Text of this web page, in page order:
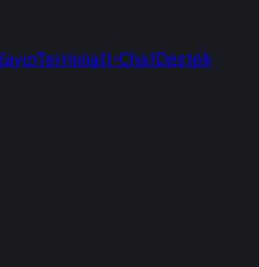
Terminalt-ChatDestek